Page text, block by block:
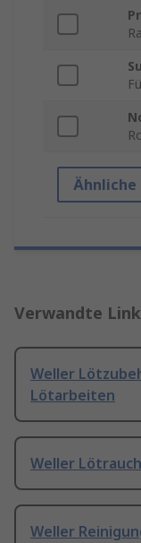
Ähnliche
Verwandte
Weller
Lötarbeiten
Weller
Weller